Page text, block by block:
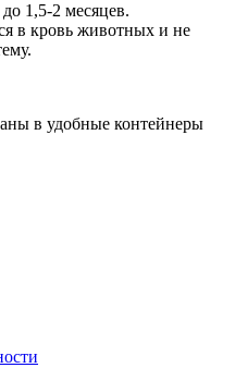
1,5-2 месяцев.
в кровь животных и не
в удобные контейнеры